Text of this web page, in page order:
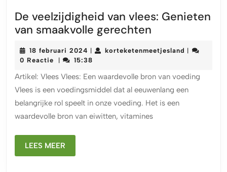
De veelzijdigheid van vlees: Genieten
van smaakvolle gerechten
van
Genieten
van
smaakvolle
gerechten
18 februari 2024 18
februari
| korteketenmeetjesland |
0 Reactie | 15:38
Artikel: Vlees Vlees: Een waardevolle bron van voeding
Vlees is een voedingsmiddel dat al eeuwenlang een
belangrijke rol speelt in onze voeding. Het is een
waardevolle bron van eiwitten, vitamines
LEES MEER
MEER